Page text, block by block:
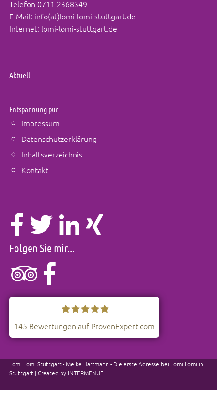
Telefon 0711 2368349
E-Mail: info(at)lomi-lomi-stuttgart.de
Internet: lomi-lomi-stuttgart.de
Aktuell
Entspannung pur
Impressum
Datenschutzerklärung
Inhaltsverzeichnis
Kontakt
Folgen Sie mir...
Lomi-Lomi Stuttgart
145 Bewertungen auf ProvenExpert.com
Lomi Lomi Stuttgart - Meike Hartmann - Die erste Adresse bei Lomi Lomi in
Stuttgart | Created by INTERMENUE